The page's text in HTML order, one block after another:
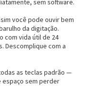
você pode ouvir bem
da digitação.
com vida útil de 24
Descomplique com a
as teclas padrão —
sem perder